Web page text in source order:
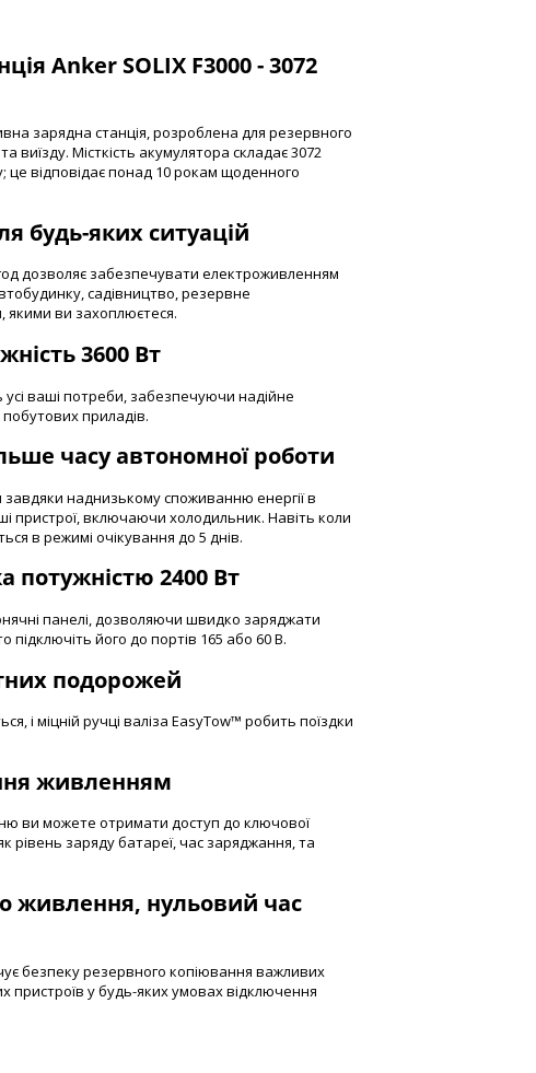
Anker SOLIX F3000 - 3072
зарядна станція, розроблена для резервного
Місткість акумулятора складає 3072
це відповідає понад 10 рокам щоденного
будь-яких ситуацій
дозволяє забезпечувати електроживленням
садівництво, резервне
якими ви захоплюєтеся.
3600 Вт
ваші потреби, забезпечуючи надійне
приладів.
часу автономної роботи
наднизькому споживанню енергії в
пристрої, включаючи холодильник. Навіть коли
в режимі очікування до 5 днів.
потужністю 2400 Вт
панелі, дозволяючи швидко заряджати
підключіть його до портів 165 або 60 В.
подорожей
і міцній ручці валіза EasyTow™ робить поїздки
живленням
ви можете отримати доступ до ключової
рівень заряду батареї, час заряджання, та
живлення, нульовий час
безпеку резервного копіювання важливих
пристроїв у будь-яких умовах відключення